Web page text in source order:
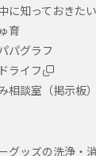
に知っておきた
育
パグラフ
ライフ
相談室（掲示板）
グッズの洗浄・